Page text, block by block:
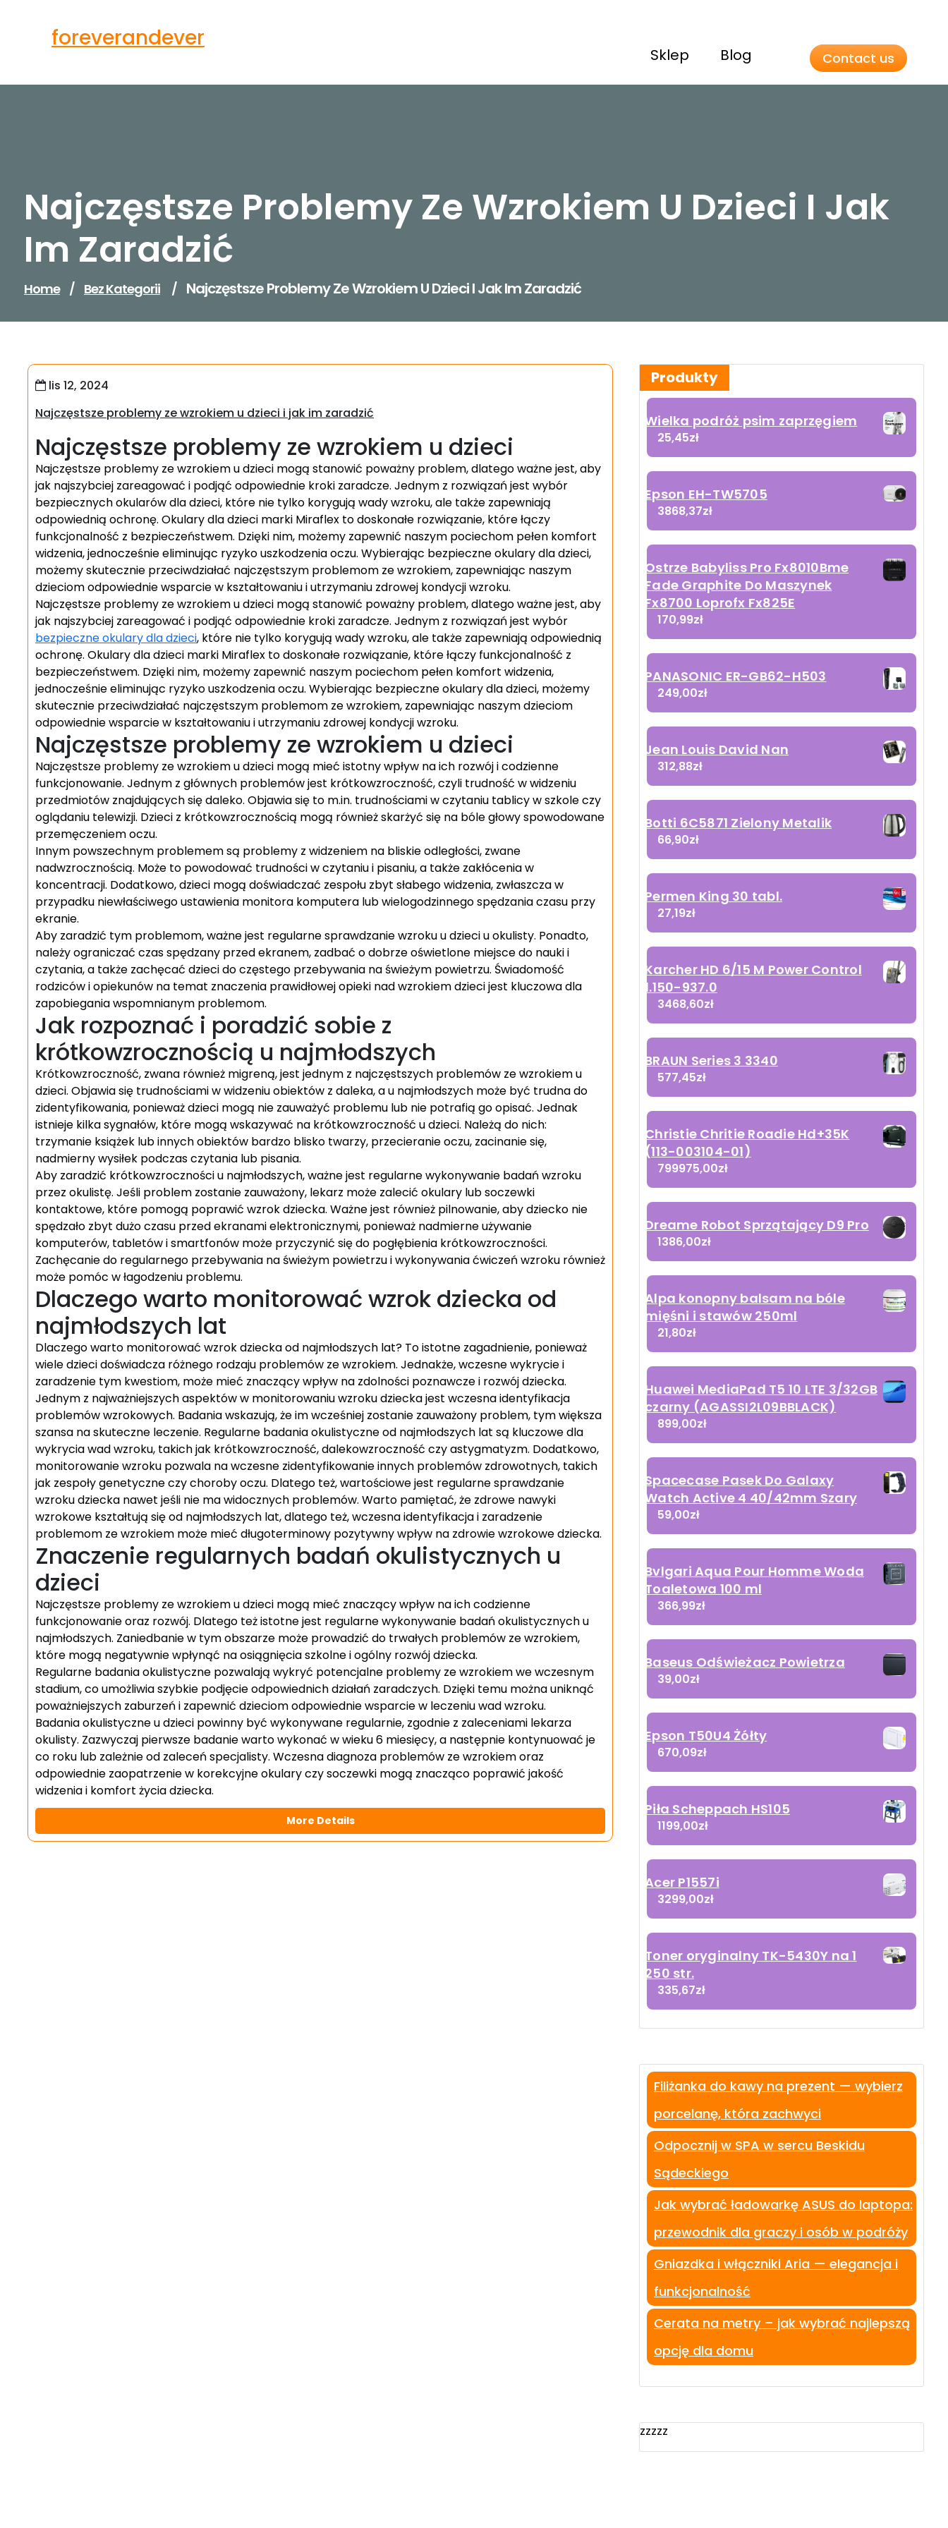
foreverandever
Sklep Blog Contact us
Najczęstsze Problemy Ze Wzrokiem U Dzieci I Jak
Im Zaradzić
Home / Bez Kategorii / Najczęstsze Problemy Ze Wzrokiem U Dzieci I Jak Im Zaradzić
lis 12, 2024
Najczęstsze problemy ze wzrokiem u dzieci i jak im zaradzić
Najczęstsze problemy ze wzrokiem u dzieci
Najczęstsze problemy ze wzrokiem u dzieci mogą stanowić poważny problem, dlatego ważne jest, aby
jak najszybciej zareagować i podjąć odpowiednie kroki zaradcze. Jednym z rozwiązań jest wybór
bezpiecznych okularów dla dzieci, które nie tylko korygują wady wzroku, ale także zapewniają
odpowiednią ochronę. Okulary dla dzieci marki Miraflex to doskonałe rozwiązanie, które łączy
funkcjonalność z bezpieczeństwem. Dzięki nim, możemy zapewnić naszym pociechom pełen komfort
widzenia, jednocześnie eliminując ryzyko uszkodzenia oczu. Wybierając bezpieczne okulary dla dzieci,
możemy skutecznie przeciwdziałać najczęstszym problemom ze wzrokiem, zapewniając naszym
dzieciom odpowiednie wsparcie w kształtowaniu i utrzymaniu zdrowej kondycji wzroku.
Najczęstsze problemy ze wzrokiem u dzieci mogą stanowić poważny problem, dlatego ważne jest, aby
jak najszybciej zareagować i podjąć odpowiednie kroki zaradcze. Jednym z rozwiązań jest wybór
bezpieczne okulary dla dzieci, które nie tylko korygują wady wzroku, ale także zapewniają odpowiednią
ochronę. Okulary dla dzieci marki Miraflex to doskonałe rozwiązanie, które łączy funkcjonalność z
bezpieczeństwem. Dzięki nim, możemy zapewnić naszym pociechom pełen komfort widzenia,
jednocześnie eliminując ryzyko uszkodzenia oczu. Wybierając bezpieczne okulary dla dzieci, możemy
skutecznie przeciwdziałać najczęstszym problemom ze wzrokiem, zapewniając naszym dzieciom
odpowiednie wsparcie w kształtowaniu i utrzymaniu zdrowej kondycji wzroku.
Najczęstsze problemy ze wzrokiem u dzieci
Najczęstsze problemy ze wzrokiem u dzieci mogą mieć istotny wpływ na ich rozwój i codzienne
funkcjonowanie. Jednym z głównych problemów jest krótkowzroczność, czyli trudność w widzeniu
przedmiotów znajdujących się daleko. Objawia się to m.in. trudnościami w czytaniu tablicy w szkole czy
oglądaniu telewizji. Dzieci z krótkowzrocznością mogą również skarżyć się na bóle głowy spowodowane
przemęczeniem oczu.
Innym powszechnym problemem są problemy z widzeniem na bliskie odległości, zwane
nadwzrocznością. Może to powodować trudności w czytaniu i pisaniu, a także zakłócenia w
koncentracji. Dodatkowo, dzieci mogą doświadczać zespołu zbyt słabego widzenia, zwłaszcza w
przypadku niewłaściwego ustawienia monitora komputera lub wielogodzinnego spędzania czasu przy
ekranie.
Aby zaradzić tym problemom, ważne jest regularne sprawdzanie wzroku u dzieci u okulisty. Ponadto,
należy ograniczać czas spędzany przed ekranem, zadbać o dobrze oświetlone miejsce do nauki i
czytania, a także zachęcać dzieci do częstego przebywania na świeżym powietrzu. Świadomość
rodziców i opiekunów na temat znaczenia prawidłowej opieki nad wzrokiem dzieci jest kluczowa dla
zapobiegania wspomnianym problemom.
Jak rozpoznać i poradzić sobie z
krótkowzrocznością u najmłodszych
Krótkowzroczność, zwana również migreną, jest jednym z najczęstszych problemów ze wzrokiem u
dzieci. Objawia się trudnościami w widzeniu obiektów z daleka, a u najmłodszych może być trudna do
zidentyfikowania, ponieważ dzieci mogą nie zauważyć problemu lub nie potrafią go opisać. Jednak
istnieje kilka sygnałów, które mogą wskazywać na krótkowzroczność u dzieci. Należą do nich:
trzymanie książek lub innych obiektów bardzo blisko twarzy, przecieranie oczu, zacinanie się,
nadmierny wysiłek podczas czytania lub pisania.
Aby zaradzić krótkowzroczności u najmłodszych, ważne jest regularne wykonywanie badań wzroku
przez okulistę. Jeśli problem zostanie zauważony, lekarz może zalecić okulary lub soczewki
kontaktowe, które pomogą poprawić wzrok dziecka. Ważne jest również pilnowanie, aby dziecko nie
spędzało zbyt dużo czasu przed ekranami elektronicznymi, ponieważ nadmierne używanie
komputerów, tabletów i smartfonów może przyczynić się do pogłębienia krótkowzroczności.
Zachęcanie do regularnego przebywania na świeżym powietrzu i wykonywania ćwiczeń wzroku również
może pomóc w łagodzeniu problemu.
Dlaczego warto monitorować wzrok dziecka od
najmłodszych lat
Dlaczego warto monitorować wzrok dziecka od najmłodszych lat? To istotne zagadnienie, ponieważ
wiele dzieci doświadcza różnego rodzaju problemów ze wzrokiem. Jednakże, wczesne wykrycie i
zaradzenie tym kwestiom, może mieć znaczący wpływ na zdolności poznawcze i rozwój dziecka.
Jednym z najważniejszych aspektów w monitorowaniu wzroku dziecka jest wczesna identyfikacja
problemów wzrokowych. Badania wskazują, że im wcześniej zostanie zauważony problem, tym większa
szansa na skuteczne leczenie. Regularne badania okulistyczne od najmłodszych lat są kluczowe dla
wykrycia wad wzroku, takich jak krótkowzroczność, dalekowzroczność czy astygmatyzm. Dodatkowo,
monitorowanie wzroku pozwala na wczesne zidentyfikowanie innych problemów zdrowotnych, takich
jak zespoły genetyczne czy choroby oczu. Dlatego też, wartościowe jest regularne sprawdzanie
wzroku dziecka nawet jeśli nie ma widocznych problemów. Warto pamiętać, że zdrowe nawyki
wzrokowe kształtują się od najmłodszych lat, dlatego też, wczesna identyfikacja i zaradzenie
problemom ze wzrokiem może mieć długoterminowy pozytywny wpływ na zdrowie wzrokowe dziecka.
Znaczenie regularnych badań okulistycznych u
dzieci
Najczęstsze problemy ze wzrokiem u dzieci mogą mieć znaczący wpływ na ich codzienne
funkcjonowanie oraz rozwój. Dlatego też istotne jest regularne wykonywanie badań okulistycznych u
najmłodszych. Zaniedbanie w tym obszarze może prowadzić do trwałych problemów ze wzrokiem,
które mogą negatywnie wpłynąć na osiągnięcia szkolne i ogólny rozwój dziecka.
Regularne badania okulistyczne pozwalają wykryć potencjalne problemy ze wzrokiem we wczesnym
stadium, co umożliwia szybkie podjęcie odpowiednich działań zaradczych. Dzięki temu można uniknąć
poważniejszych zaburzeń i zapewnić dzieciom odpowiednie wsparcie w leczeniu wad wzroku.
Badania okulistyczne u dzieci powinny być wykonywane regularnie, zgodnie z zaleceniami lekarza
okulisty. Zazwyczaj pierwsze badanie warto wykonać w wieku 6 miesięcy, a następnie kontynuować je
co roku lub zależnie od zaleceń specjalisty. Wczesna diagnoza problemów ze wzrokiem oraz
odpowiednie zaopatrzenie w korekcyjne okulary czy soczewki mogą znacząco poprawić jakość
widzenia i komfort życia dziecka.
More Details
Produkty
Wielka podróż psim zaprzęgiem
25,45zł
Epson EH-TW5705
3868,37zł
Ostrze Babyliss Pro Fx8010Bme
Fade Graphite Do Maszynek
Fx8700 Loprofx Fx825E
170,99zł
PANASONIC ER-GB62-H503
249,00zł
Jean Louis David Nan
312,88zł
Botti 6C5871 Zielony Metalik
66,90zł
Permen King 30 tabl.
27,19zł
Karcher HD 6/15 M Power Control
1.150-937.0
3468,60zł
BRAUN Series 3 3340
577,45zł
Christie Chritie Roadie Hd+35K
(113-003104-01)
799975,00zł
Dreame Robot Sprzątający D9 Pro
1386,00zł
Alpa konopny balsam na bóle
mięśni i stawów 250ml
21,80zł
Huawei MediaPad T5 10 LTE 3/32GB
czarny (AGASSI2L09BBLACK)
899,00zł
Spacecase Pasek Do Galaxy
Watch Active 4 40/42mm Szary
59,00zł
Bvlgari Aqua Pour Homme Woda
Toaletowa 100 ml
366,99zł
Baseus Odświeżacz Powietrza
39,00zł
Epson T50U4 Żółty
670,09zł
Piła Scheppach HS105
1199,00zł
Acer P1557i
3299,00zł
Toner oryginalny TK-5430Y na 1
250 str.
335,67zł
Filiżanka do kawy na prezent — wybierz
porcelanę, która zachwyci
Odpocznij w SPA w sercu Beskidu
Sądeckiego
Jak wybrać ładowarkę ASUS do laptopa:
przewodnik dla graczy i osób w podróży
Gniazdka i włączniki Aria — elegancja i
funkcjonalność
Cerata na metry – jak wybrać najlepszą
opcję dla domu
zzzzz